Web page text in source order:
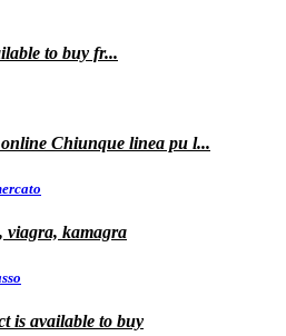
to buy fr...
Chiunque linea pu l...
viagra, kamagra
is available to buy